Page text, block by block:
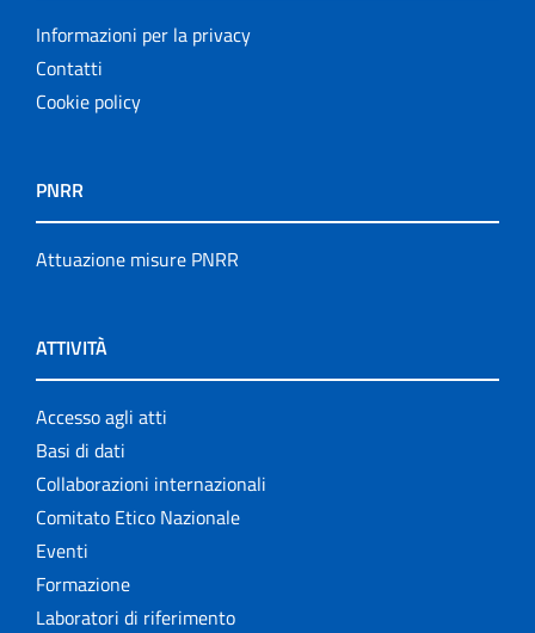
Informazioni per la privacy
Contatti
Cookie policy
PNRR
Attuazione misure PNRR
ATTIVITÀ
Accesso agli atti
Basi di dati
Collaborazioni internazionali
Comitato Etico Nazionale
Eventi
Formazione
Laboratori di riferimento